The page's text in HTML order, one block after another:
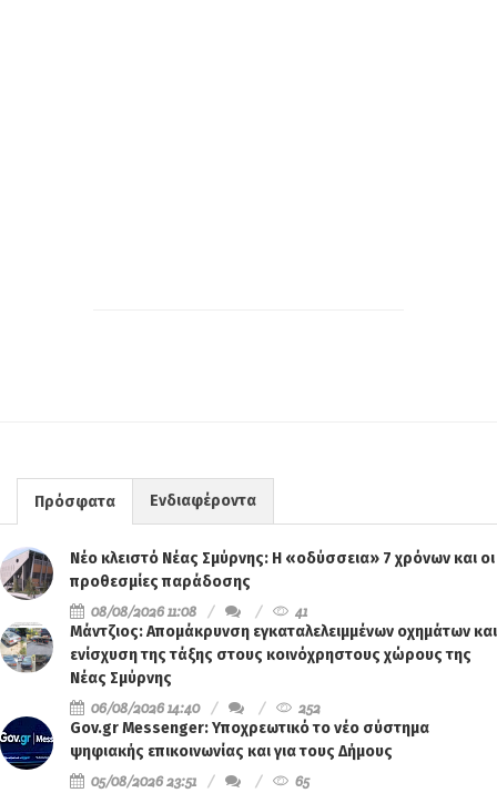
Πρόσφατα Ενδιαφέροντα
Νέο κλειστό Νέας Σμύρνης: Η «οδύσσεια» 7 χρόνων και οι
προθεσμίες παράδοσης
08/08/2026 11:08
41
Μάντζιος: Απομάκρυνση εγκαταλελειμμένων οχημάτων και
ενίσχυση της τάξης στους κοινόχρηστους χώρους της
Νέας Σμύρνης
06/08/2026 14:40
252
Gov.gr Messenger: Υποχρεωτικό το νέο σύστημα
ψηφιακής επικοινωνίας και για τους Δήμους
05/08/2026 23:51
65